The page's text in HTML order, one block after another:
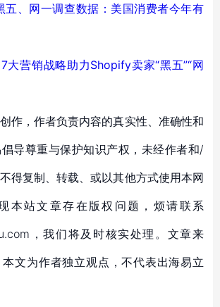
五、网一调查数据：美国消费者今年有
大营销战略助力Shopify卖家“黑五”“网
作，作者负责内容的真实性、准确性和
导尊重与保护知识产权，未经作者和/
得复制、转载、或以其他方式使用本网
本站文章存在版权问题，烦请联系
，我们将及时核实处理。文章来
文为作者独立观点，不代表出海易立